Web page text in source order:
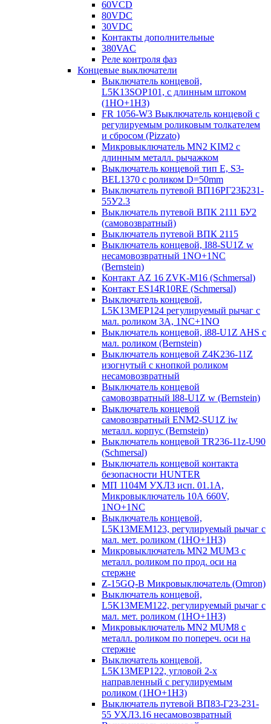
60VCD
80VDC
30VDC
Контакты дополнительные
380VAC
Реле контроля фаз
Концевые выключатели
Выключатель концевой,
L5K13SOP101, с длинным штоком
(1НО+1НЗ)
FR 1056-W3 Выключатель концевой с
регулируемым роликовым толкателем
и сбросом (Pizzato)
Микровыключатель MN2 KIM2 с
длинным металл. рычажком
Выключатель концевой тип Е, S3-
BEL1370 с роликом D=50mm
Выключатель путевой ВП16РГ23Б231-
55У2.3
Выключатель путевой ВПК 2111 БУ2
(самовозвратный)
Выключатель путевой ВПК 2115
Выключатель концевой, I88-SU1Z w
несамовозвратный 1NO+1NC
(Bernstein)
Контакт AZ 16 ZVK-M16 (Schmersal)
Контакт ES14R10RE (Schmersal)
Выключатель концевой,
L5K13MEP124 регулируемый рычаг с
мал. роликом 3А, 1NC+1NO
Выключатель концевой, i88-U1Z AHS с
мал. роликом (Bernstein)
Выключатель концевой Z4K236-11Z
изогнутый с кнопкой роликом
несамовозвратный
Выключатель концевой
самовозвратный l88-U1Z w (Bernstein)
Выключатель концевой
самовозвратный ENM2-SU1Z iw
металл. корпус (Bernstein)
Выключатель концевой TR236-11z-U90
(Schmersal)
Выключатель концевой контакта
безопасности HUNTER
МП 1104М УХЛ3 исп. 01.1А,
Микровыключатель 10А 660V,
1NO+1NC
Выключатель концевой,
L5K13MEM123, регулируемый рычаг с
мал. мет. роликом (1НО+1НЗ)
Микровыключатель MN2 MUM3 с
металл. роликом по прод. оси на
стержне
Z-15GQ-B Микровыключатель (Omron)
Выключатель концевой,
L5K13MEM122, регулируемый рычаг с
мал. мет. роликом (1НО+1НЗ)
Микровыключатель MN2 MUM8 с
металл. роликом по попереч. оси на
стержне
Выключатель концевой,
L5K13MEP122, угловой 2-х
направленный с регулируемым
роликом (1НО+1НЗ)
Выключатель путевой ВП83-Г23-231-
55 УХЛ3.16 несамовозвратный